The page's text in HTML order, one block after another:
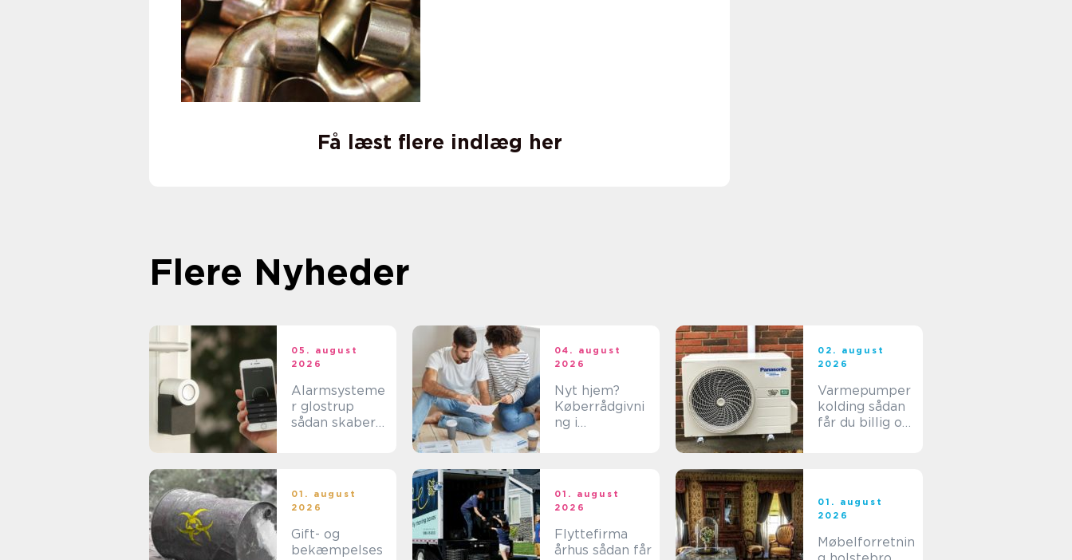
Få læst flere indlæg her
Flere Nyheder
05. august
2026
Alarmsysteme
r glostrup
sådan skaber
04. august
2026
Nyt hjem?
Køberrådgivni
ng i
02. august
2026
Varmepumper
kolding sådan
får du billig og
01. august
2026
Gift- og
bekæmpelses
01. august
2026
Flyttefirma
århus sådan får
01. august
2026
Møbelforretnin